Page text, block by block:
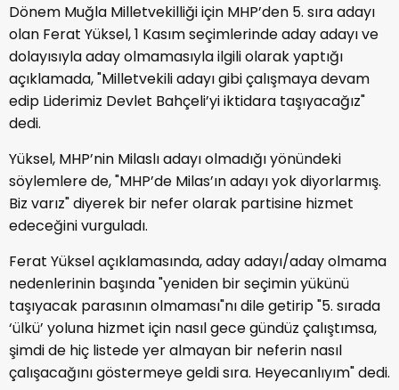
Dönem Muğla Milletvekilliği için MHP’den 5. sıra adayı
olan Ferat Yüksel, 1 Kasım seçimlerinde aday adayı ve
dolayısıyla aday olmamasıyla ilgili olarak yaptığı
açıklamada, "Milletvekili adayı gibi çalışmaya devam
edip Liderimiz Devlet Bahçeli’yi iktidara taşıyacağız"
dedi.
Yüksel, MHP’nin Milaslı adayı olmadığı yönündeki
söylemlere de, "MHP’de Milas’ın adayı yok diyorlarmış.
Biz varız" diyerek bir nefer olarak partisine hizmet
edeceğini vurguladı.
Ferat Yüksel açıklamasında, aday adayı/aday olmama
nedenlerinin başında "yeniden bir seçimin yükünü
taşıyacak parasının olmaması"nı dile getirip "5. sırada
‘ülkü’ yoluna hizmet için nasıl gece gündüz çalıştımsa,
şimdi de hiç listede yer almayan bir neferin nasıl
çalışacağını göstermeye geldi sıra. Heyecanlıyım" dedi.